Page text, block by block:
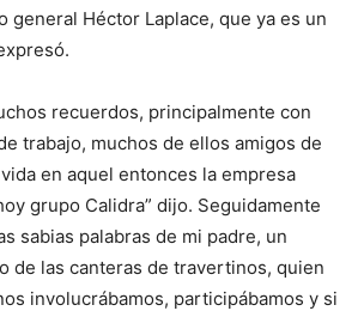
general Héctor Laplace, que ya es un
recuerdos, principalmente con
trabajo, muchos de ellos amigos de
en aquel entonces la empresa
grupo Calidra” dijo. Seguidamente
sabias palabras de mi padre, un
de las canteras de travertinos, quien
involucrábamos, participábamos y si